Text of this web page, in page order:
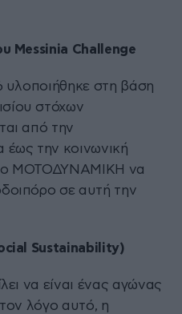
Messinia Challenge
υλοποιήθηκε στη βάση
στόχων
από την
έως την κοινωνική
ΜΟΤΟΔΥΝΑΜΙΚΗ να
σε αυτή την
Sustainability)
να είναι ένας αγώνας
λόγο αυτό, η